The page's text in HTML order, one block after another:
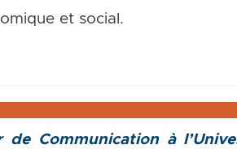
et social.
Communication à